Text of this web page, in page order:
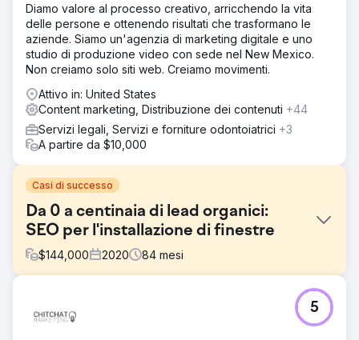
Diamo valore al processo creativo, arricchendo la vita
delle persone e ottenendo risultati che trasformano le
aziende. Siamo un'agenzia di marketing digitale e uno
studio di produzione video con sede nel New Mexico.
Non creiamo solo siti web. Creiamo movimenti.
Attivo in: United States
Content marketing, Distribuzione dei contenuti +44
Servizi legali, Servizi e forniture odontoiatrici +3
A partire da $10,000
Casi di successo
Da 0 a centinaia di lead organici:
SEO per l'installazione di finestre
$144,000 2020 84 mesi
Una nuova azienda di installazione di finestre con sede a
Chicago è entrata in un mercato locale altamente
5